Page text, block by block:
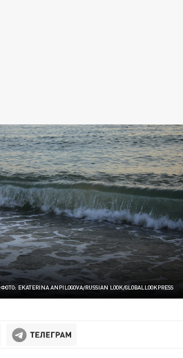
ФОТО: EKATERINA ANPILOGOVA/RUSSIAN LOOK/GLOBALLOOKPRESS